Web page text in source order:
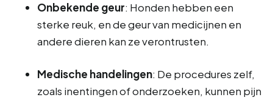
Onbekende geur: Honden hebben een
sterke reuk, en de geur van medicijnen en
andere dieren kan ze verontrusten.
Medische handelingen: De procedures zelf,
zoals inentingen of onderzoeken, kunnen pijn